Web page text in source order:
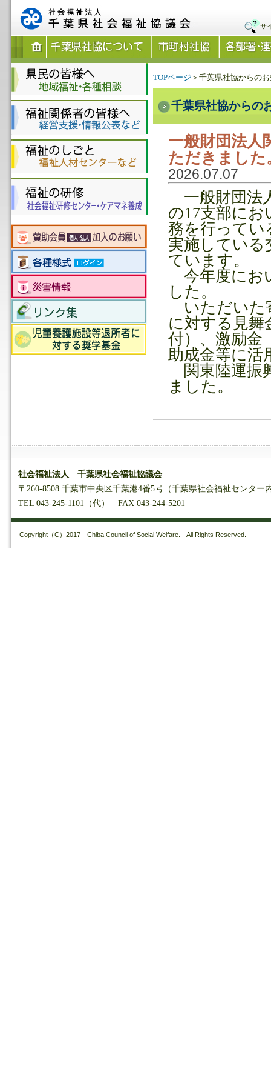
サ
TOPページ ＞千葉県社協からの
千葉県社協からの
一般財団法人
ただきました
2026.07.07
一般財団法
の17支部に
務を行ってい
実施している
ています。
今年度にお
した。
いただいた
に対する見舞
付）、激励金
助成金等に活
関東陸運振
ました。
社会福祉法人 千葉県社会福祉協議会
〒260-8508 千葉市中央区千葉港4番5号（千葉県社会福祉センター
TEL 043-245-1101（代） FAX 043-244-5201
Copyright（C）2017 Chiba Council of Social Welfare. All Rights Reserved.